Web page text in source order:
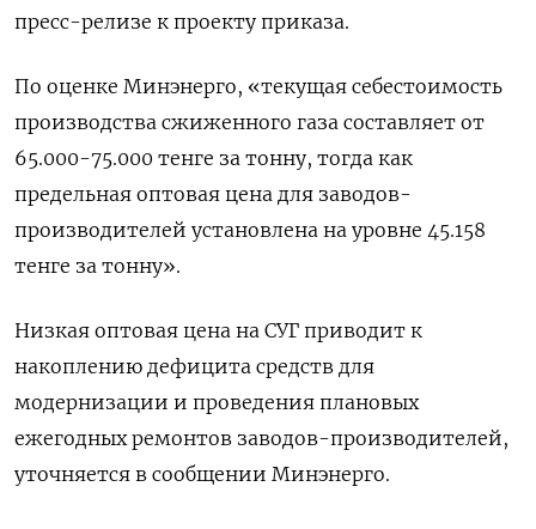
пресс-релизе к проекту приказа.
По оценке Минэнерго, «текущая себестоимость
производства сжиженного газа составляет от
65.000-75.000 тенге за тонну, тогда как
предельная оптовая цена для заводов-
производителей установлена на уровне 45.158
тенге за тонну».
Низкая оптовая цена на СУГ приводит к
накоплению дефицита средств для
модернизации и проведения плановых
ежегодных ремонтов заводов-производителей,
уточняется в сообщении Минэнерго.